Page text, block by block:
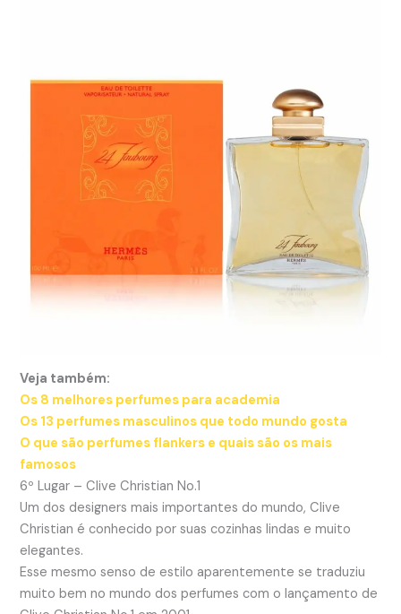
Veja também:
Os 8 melhores perfumes para academia
Os 13 perfumes masculinos que todo mundo gosta
O que são perfumes flankers e quais são os mais
famosos
6º Lugar – Clive Christian No.1
Um dos designers mais importantes do mundo, Clive
Christian é conhecido por suas cozinhas lindas e muito
elegantes.
Esse mesmo senso de estilo aparentemente se traduziu
muito bem no mundo dos perfumes com o lançamento de